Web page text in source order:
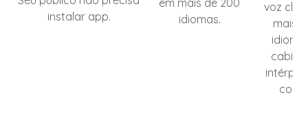
instalar app.
em mais de 200
idiomas.
voz
mais
cabine